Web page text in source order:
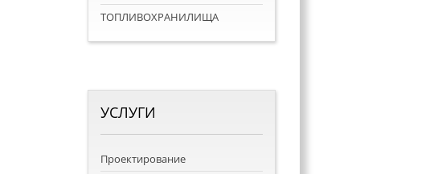
ТОПЛИВОХРАНИЛИЩА
УСЛУГИ
Проектирование